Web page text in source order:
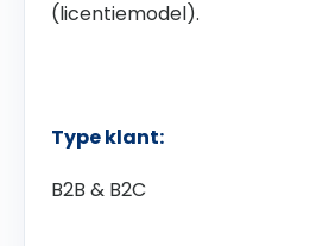
(licentiemodel).
Type klant:
B2B & B2C